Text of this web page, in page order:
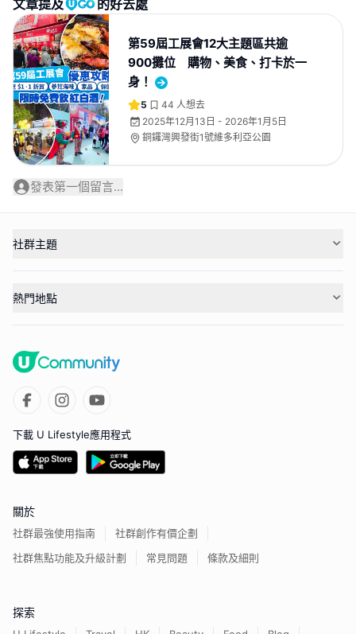
文章提及 的好去處
第59屆工展會12大主題區共逾
900攤位 購物、美食、打卡於一
身！
5 44 人想去
2025年12月13日 - 2026年1月5日
銅鑼灣興發街1號維多利亞公園
發表第一個留言...
社群主題
熱門地點
下載 U Lifestyle應用程式
關於
社群最強使用指南
社群創作有價企劃
社群焦點功能及升級計劃
常見問題 條款及細則
探索